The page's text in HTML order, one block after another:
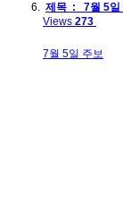
제목 : 7월 5일
Views 273
7월 5일 주보